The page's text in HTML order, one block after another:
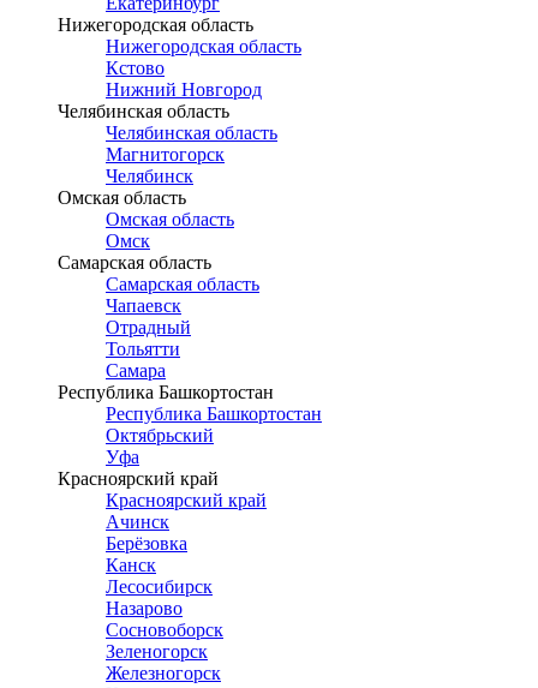
Нижегородская область
Нижегородская область
Кстово
Нижний Новгород
Челябинская область
Челябинская область
Магнитогорск
Челябинск
Омская область
Омская область
Омск
Самарская область
Самарская область
Чапаевск
Отрадный
Тольятти
Самара
Республика Башкортостан
Республика Башкортостан
Октябрьский
Уфа
Красноярский край
Красноярский край
Ачинск
Берёзовка
Канск
Лесосибирск
Назарово
Сосновоборск
Зеленогорск
Железногорск